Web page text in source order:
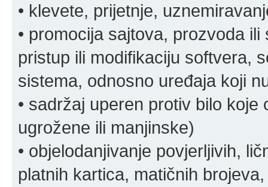
• klevete, prijetnje,
• promocija sajtova, prozvoda
pristup ili modifikaciju softvera,
sistema, odnosno uređaja koji
• sadržaj uperen protiv bilo
ugrožene ili manjinske)
• objelodanjivanje povjerljivih,
platnih kartica, matičnih